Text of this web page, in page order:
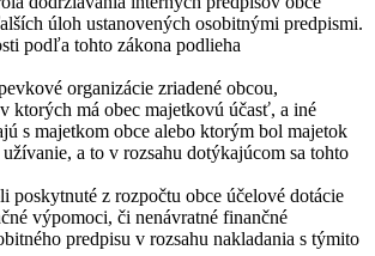
úloh ustanovených osobitnými predpismi.
podľa tohto zákona podlieha
organizácie zriadené obcou,
ktorých má obec majetkovú účasť, a iné
s majetkom obce alebo ktorým bol majetok
a to v rozsahu dotýkajúcom sa tohto
poskytnuté z rozpočtu obce účelové dotácie
výpomoci, či nenávratné finančné
predpisu v rozsahu nakladania s týmito